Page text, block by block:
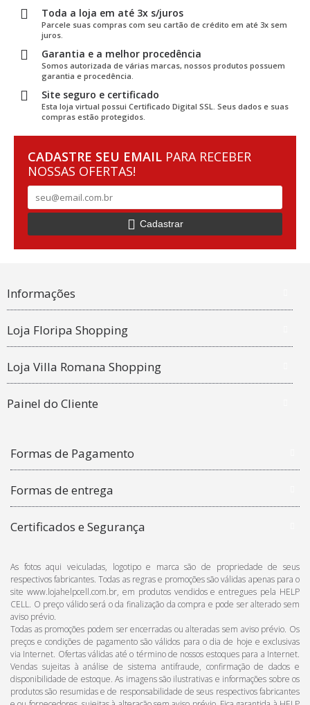
Toda a loja em até 3x s/juros
Parcele suas compras com seu cartão de crédito em até 3x sem
juros.
Garantia e a melhor procedência
Somos autorizada de várias marcas, nossos produtos possuem
garantia e procedência.
Site seguro e certificado
Esta loja virtual possui Certificado Digital SSL. Seus dados e suas
compras estão protegidos.
CADASTRE SEU EMAIL PARA RECEBER
NOSSAS OFERTAS!
Cadastrar
Informações
Loja Floripa Shopping
Loja Villa Romana Shopping
Painel do Cliente
Formas de Pagamento
Formas de entrega
Certificados e Segurança
As fotos aqui veiculadas, logotipo e marca são de propriedade de seus
respectivos fabricantes. Todas as regras e promoções são válidas apenas para o
site www.lojahelpcell.com.br, em produtos vendidos e entregues pela HELP
CELL. O preço válido será o da finalização da compra e pode ser alterado sem
aviso prévio.
Todas as promoções podem ser encerradas ou alteradas sem aviso prévio. Os
preços e condições de pagamento são válidos para o dia de hoje e exclusivas
via Internet. Ofertas válidas até o término de nossos estoques para a Internet.
Vendas sujeitas à análise de sistema antifraude, confirmação de dados e
disponibilidade de estoque. As imagens são ilustrativas e informações sobre os
produtos são resumidas e de responsabilidade de seus respectivos fabricantes